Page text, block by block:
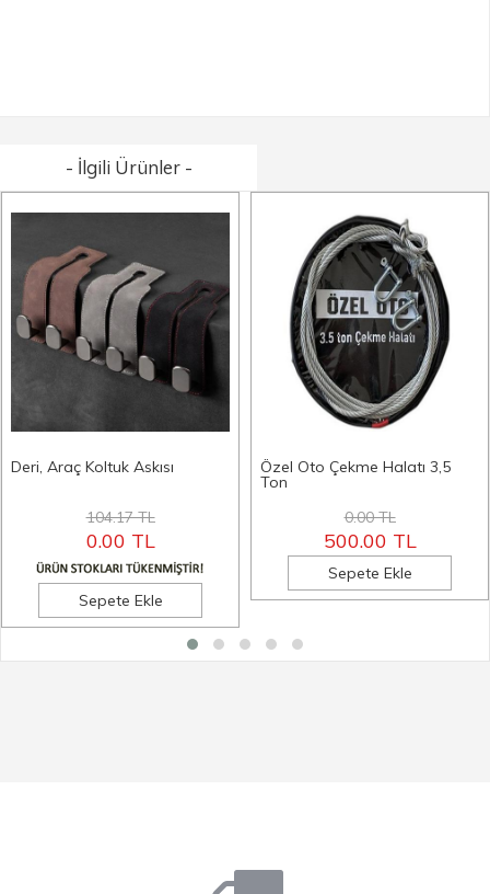
- İlgili Ürünler -
Deri, Araç Koltuk Askısı
104.17 TL
0.00 TL
Sepete Ekle
Özel Oto Çekme Halatı 3,5
Ton
0.00 TL
500.00 TL
Sepete Ekle